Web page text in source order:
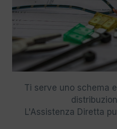
Ti serve uno schema
L'Assistenza Diretta